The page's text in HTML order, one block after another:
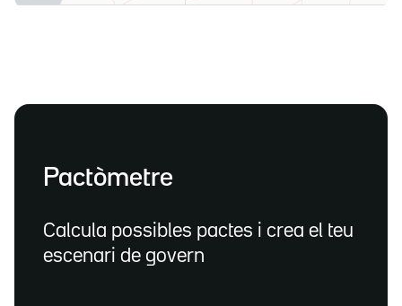
Pactòmetre
Calcula possibles pactes i crea el teu
escenari de govern